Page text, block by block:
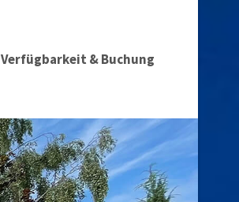
Verfügbarkeit & Buchung